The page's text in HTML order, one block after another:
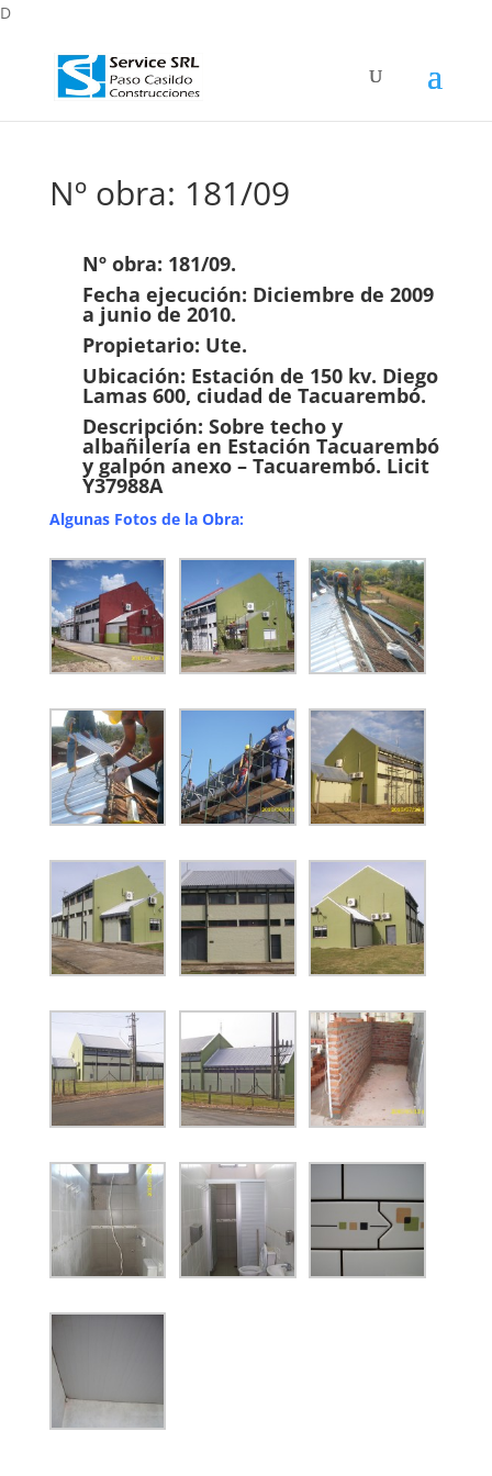
D
Nº obra: 181/09
Nº obra: 181/09.
Fecha ejecución: Diciembre de 2009
a junio de 2010.
Propietario: Ute.
Ubicación: Estación de 150 kv. Diego
Lamas 600, ciudad de Tacuarembó.
Descripción: Sobre techo y
albañilería en Estación Tacuarembó
y galpón anexo – Tacuarembó. Licit
Y37988A
Algunas Fotos de la Obra: